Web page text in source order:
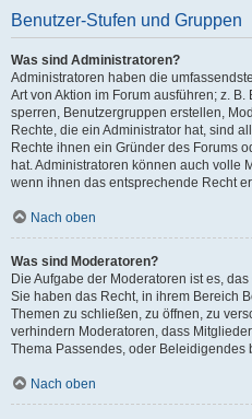
Benutzer-Stufen und Gruppen
Was sind Administratoren?
Administratoren haben die
Art von Aktion im Forum ausführen; z.
sperren, Benutzergruppen erstellen,
Rechte, die ein Administrator hat, sind
Rechte ihnen ein Gründer des Forums
hat. Administratoren können auch volle
wenn ihnen das entsprechende Recht
Nach oben
Was sind Moderatoren?
Die Aufgabe der Moderatoren ist es,
Sie haben das Recht, in ihrem Bereich
Themen zu schließen, zu öffnen, zu
verhindern Moderatoren, dass
Thema Passendes, oder Beleidigendes
Nach oben